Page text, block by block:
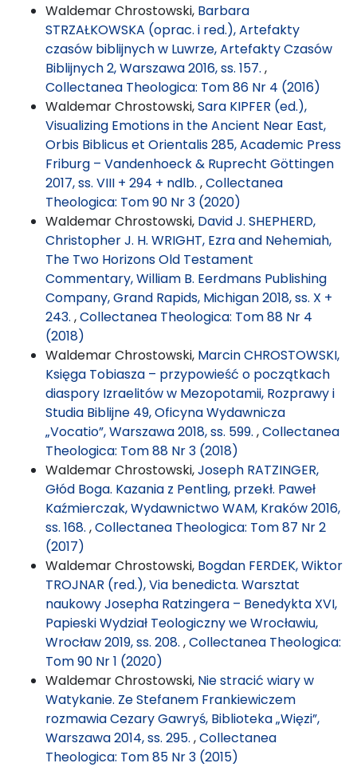
Waldemar Chrostowski, Barbara
STRZAŁKOWSKA (oprac. i red.), Artefakty
czasów biblijnych w Luwrze, Artefakty Czasów
Biblijnych 2, Warszawa 2016, ss. 157. ,
Collectanea Theologica: Tom 86 Nr 4 (2016)
Waldemar Chrostowski,Sara KIPFER (ed.),
Visualizing Emotions in the Ancient Near East,
Orbis Biblicus et Orientalis 285, Academic Press
Friburg – Vandenhoeck & Ruprecht Göttingen
2017, ss. VIII + 294 + ndlb. ,Collectanea
Theologica: Tom 90 Nr 3 (2020)
Waldemar Chrostowski, David J. SHEPHERD,
Christopher J. H. WRIGHT, Ezra and Nehemiah,
The Two Horizons Old Testament
Commentary, William B. Eerdmans Publishing
Company, Grand Rapids, Michigan 2018, ss. X +
243. ,Collectanea Theologica: Tom 88 Nr 4
(2018)
Waldemar Chrostowski, Marcin CHROSTOWSKI,
Księga Tobiasza – przypowieść o początkach
diaspory Izraelitów w Mezopotamii, Rozprawy i
Studia Biblijne 49, Oficyna Wydawnicza
„Vocatio”, Warszawa 2018, ss. 599. ,Collectanea
Theologica: Tom 88 Nr 3 (2018)
Waldemar Chrostowski,Joseph RATZINGER,
Głód Boga. Kazania z Pentling, przekł. Paweł
Kaźmierczak, Wydawnictwo WAM, Kraków 2016,
ss. 168. ,Collectanea Theologica: Tom 87 Nr 2
(2017)
Waldemar Chrostowski, Bogdan FERDEK, Wiktor
TROJNAR (red.), Via benedicta. Warsztat
naukowy Josepha Ratzingera – Benedykta XVI,
Papieski Wydział Teologiczny we Wrocławiu,
Wrocław 2019, ss. 208. ,Collectanea Theologica:
Tom 90 Nr 1 (2020)
Waldemar Chrostowski, Nie stracić wiary w
Watykanie. Ze Stefanem Frankiewiczem
rozmawia Cezary Gawryś, Biblioteka „Więzi”,
Warszawa 2014, ss. 295. ,Collectanea
Theologica: Tom 85 Nr 3 (2015)